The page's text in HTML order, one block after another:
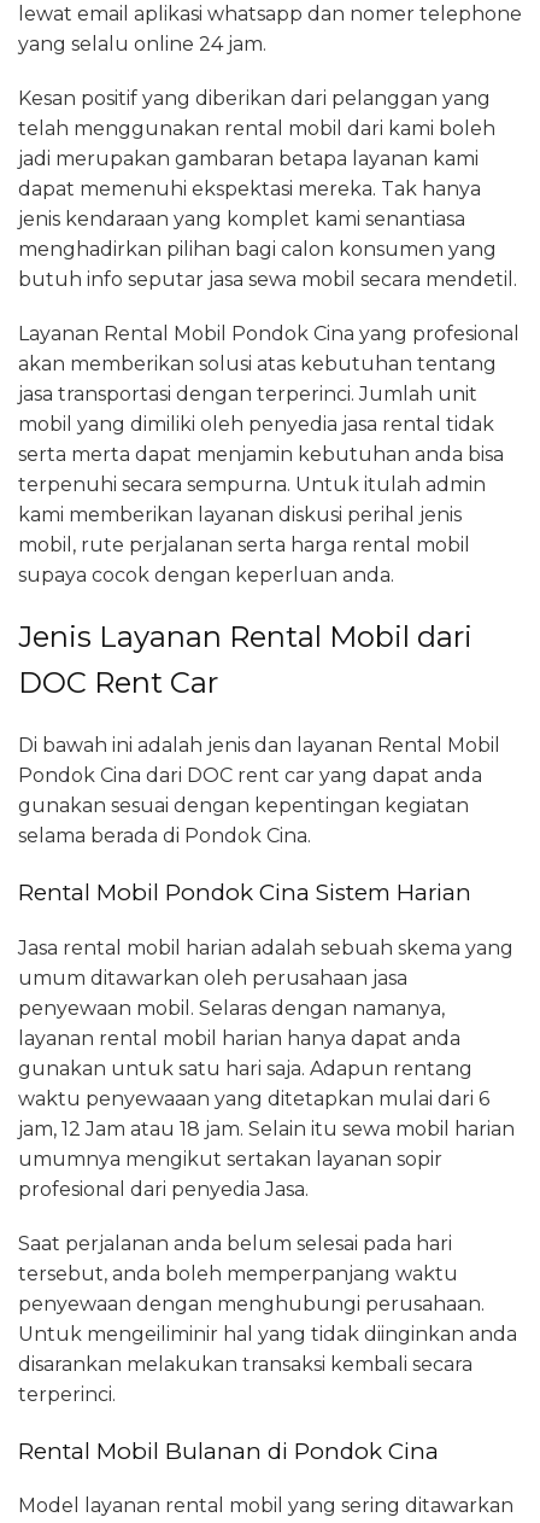
lewat email aplikasi whatsapp dan nomer telephone
yang selalu online 24 jam.
Kesan positif yang diberikan dari pelanggan yang
telah menggunakan rental mobil dari kami boleh
jadi merupakan gambaran betapa layanan kami
dapat memenuhi ekspektasi mereka. Tak hanya
jenis kendaraan yang komplet kami senantiasa
menghadirkan pilihan bagi calon konsumen yang
butuh info seputar jasa sewa mobil secara mendetil.
Layanan Rental Mobil Pondok Cina yang profesional
akan memberikan solusi atas kebutuhan tentang
jasa transportasi dengan terperinci. Jumlah unit
mobil yang dimiliki oleh penyedia jasa rental tidak
serta merta dapat menjamin kebutuhan anda bisa
terpenuhi secara sempurna. Untuk itulah admin
kami memberikan layanan diskusi perihal jenis
mobil, rute perjalanan serta harga rental mobil
supaya cocok dengan keperluan anda.
Jenis Layanan Rental Mobil dari
DOC Rent Car
Di bawah ini adalah jenis dan layanan Rental Mobil
Pondok Cina dari DOC rent car yang dapat anda
gunakan sesuai dengan kepentingan kegiatan
selama berada di Pondok Cina.
Rental Mobil Pondok Cina Sistem Harian
Jasa rental mobil harian adalah sebuah skema yang
umum ditawarkan oleh perusahaan jasa
penyewaan mobil. Selaras dengan namanya,
layanan rental mobil harian hanya dapat anda
gunakan untuk satu hari saja. Adapun rentang
waktu penyewaaan yang ditetapkan mulai dari 6
jam, 12 Jam atau 18 jam. Selain itu sewa mobil harian
umumnya mengikut sertakan layanan sopir
profesional dari penyedia Jasa.
Saat perjalanan anda belum selesai pada hari
tersebut, anda boleh memperpanjang waktu
penyewaan dengan menghubungi perusahaan.
Untuk mengeiliminir hal yang tidak diinginkan anda
disarankan melakukan transaksi kembali secara
terperinci.
Rental Mobil Bulanan di Pondok Cina
Model layanan rental mobil yang sering ditawarkan